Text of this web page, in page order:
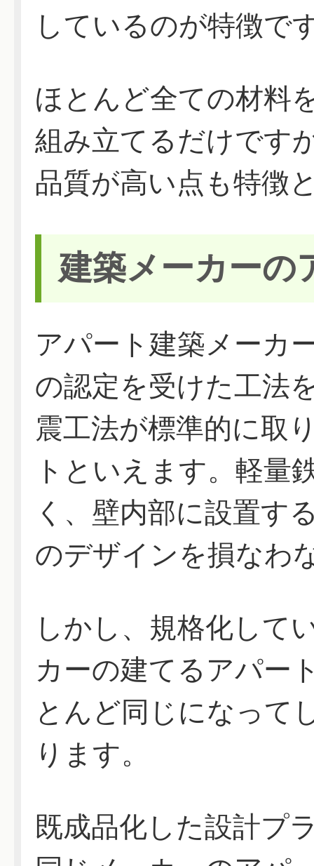
しているのが特徴で
ほとんど全ての材料
組み立てるだけです
品質が高い点も特徴
建築メーカーの
アパート建築メーカ
の認定を受けた工法
震工法が標準的に取
トといえます。軽量
く、壁内部に設置す
のデザインを損なわ
しかし、規格化して
カーの建てるアパー
とんど同じになって
ります。
既成品化した設計プ